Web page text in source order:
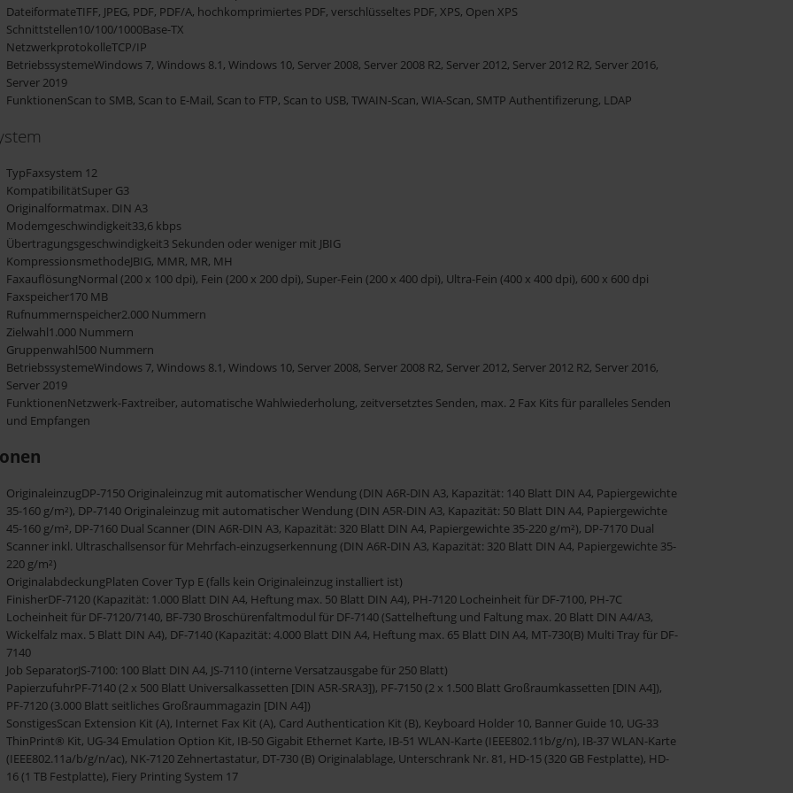
DateiformateTIFF, JPEG, PDF, PDF/A, hochkomprimiertes PDF, verschlüsseltes PDF, XPS, Open XPS
Schnittstellen10/100/1000Base-TX
NetzwerkprotokolleTCP/IP
BetriebssystemeWindows 7, Windows 8.1, Windows 10, Server 2008, Server 2008 R2, Server 2012, Server 2012 R2, Server 2016,
Server 2019
FunktionenScan to SMB, Scan to E-Mail, Scan to FTP, Scan to USB, TWAIN-Scan, WIA-Scan, SMTP Authentifizerung, LDAP
TypFaxsystem 12
KompatibilitätSuper G3
Originalformatmax. DIN A3
Modemgeschwindigkeit33,6 kbps
Übertragungsgeschwindigkeit3 Sekunden oder weniger mit JBIG
KompressionsmethodeJBIG, MMR, MR, MH
FaxauflösungNormal (200 x 100 dpi), Fein (200 x 200 dpi), Super-Fein (200 x 400 dpi), Ultra-Fein (400 x 400 dpi), 600 x 600 dpi
Faxspeicher170 MB
Rufnummernspeicher2.000 Nummern
Zielwahl1.000 Nummern
Gruppenwahl500 Nummern
BetriebssystemeWindows 7, Windows 8.1, Windows 10, Server 2008, Server 2008 R2, Server 2012, Server 2012 R2, Server 2016,
Server 2019
FunktionenNetzwerk-Faxtreiber, automatische Wahlwiederholung, zeitversetztes Senden, max. 2 Fax Kits für paralleles Senden
und Empfangen
OriginaleinzugDP-7150 Originaleinzug mit automatischer Wendung (DIN A6R-DIN A3, Kapazität: 140 Blatt DIN A4, Papiergewichte
35-160 g/m²), DP-7140 Originaleinzug mit automatischer Wendung (DIN A5R-DIN A3, Kapazität: 50 Blatt DIN A4, Papiergewichte
45-160 g/m², DP-7160 Dual Scanner (DIN A6R-DIN A3, Kapazität: 320 Blatt DIN A4, Papiergewichte 35-220 g/m²), DP-7170 Dual
Scanner inkl. Ultraschallsensor für Mehrfach-einzugserkennung (DIN A6R-DIN A3, Kapazität: 320 Blatt DIN A4, Papiergewichte 35-
220 g/m²)
OriginalabdeckungPlaten Cover Typ E (falls kein Originaleinzug installiert ist)
FinisherDF-7120 (Kapazität: 1.000 Blatt DIN A4, Heftung max. 50 Blatt DIN A4), PH-7120 Locheinheit für DF-7100, PH-7C
Locheinheit für DF-7120/7140, BF-730 Broschürenfaltmodul für DF-7140 (Sattelheftung und Faltung max. 20 Blatt DIN A4/A3,
Wickelfalz max. 5 Blatt DIN A4), DF-7140 (Kapazität: 4.000 Blatt DIN A4, Heftung max. 65 Blatt DIN A4, MT-730(B) Multi Tray für DF-
7140
Job SeparatorJS-7100: 100 Blatt DIN A4, JS-7110 (interne Versatzausgabe für 250 Blatt)
PapierzufuhrPF-7140 (2 x 500 Blatt Universalkassetten [DIN A5R-SRA3]), PF-7150 (2 x 1.500 Blatt Großraumkassetten [DIN A4]),
PF-7120 (3.000 Blatt seitliches Großraummagazin [DIN A4])
SonstigesScan Extension Kit (A), Internet Fax Kit (A), Card Authentication Kit (B), Keyboard Holder 10, Banner Guide 10, UG-33
ThinPrint® Kit, UG-34 Emulation Option Kit, IB-50 Gigabit Ethernet Karte, IB-51 WLAN-Karte (IEEE802.11b/g/n), IB-37 WLAN-Karte
(IEEE802.11a/b/g/n/ac), NK-7120 Zehnertastatur, DT-730 (B) Originalablage, Unterschrank Nr. 81, HD-15 (320 GB Festplatte), HD-
16 (1 TB Festplatte), Fiery Printing System 17